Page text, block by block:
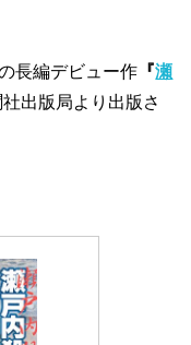
長編デビュー作 『瀬
出版局より出版さ